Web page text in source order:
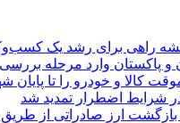
و پاکستان وارد مرحله
کالا و خودرو را تا پایان
شرایط اضطرار تمدید شد
ارز صادراتی از طریق